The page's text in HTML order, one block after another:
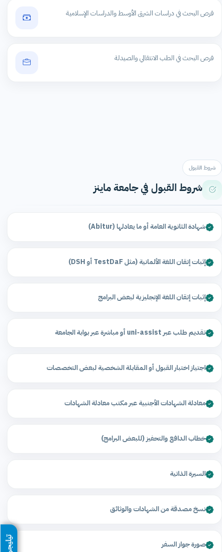
فرص البحث في دراسات الشرق الأوسط والدراسات الإسلامية
فرص البحث في الطب الانتقالي والصيدلة
شروط القبول
شروط القبول في جامعة ماينز
شهادة الثانوية العامة أو ما يعادلها (Abitur)
إثبات إتقان اللغة الألمانية (مثل TestDaF أو DSH)
إثبات إتقان اللغة الإنجليزية لبعض البرامج
تقديم طلب عبر uni-assist أو مباشرة عبر بوابة الجامعة
اجتياز اختبار القبول أو المقابلة الشخصية لبعض التخصصات
معادلة الشهادات الأجنبية عبر مكتب معادلة الشهادات
خطاب الدافع والتحفيز (للبعض البرامج)
السيرة الذاتية
نسخ مصدقة من الشهادات والوثائق
صورة جواز السفر